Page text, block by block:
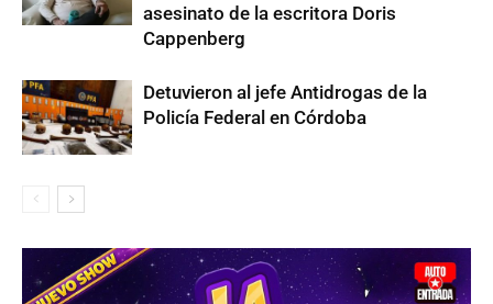
asesinato de la escritora Doris
Cappenberg
Detuvieron al jefe Antidrogas de la
Policía Federal en Córdoba